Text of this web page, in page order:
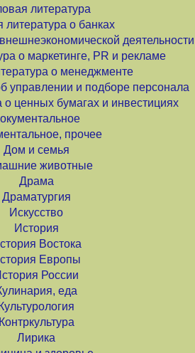
литература
литература о банках
деятельности
о маркетинге, PR и рекламе
о менеджменте
управлении и подборе персонала
о ценных бумагах и инвестициях
прочее
Дом и семья
животные
Драма
Драматургия
Искусство
История
Востока
Европы
России
еда
Культурология
Контркультура
Лирика